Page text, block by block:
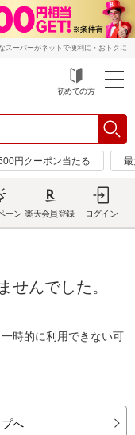
スーパーがネットで便利に・おトクに
初めての方
円クーポン当たる
ーン 楽天会員登録 ログイン
せんでした。
時的に利用できない可
へ